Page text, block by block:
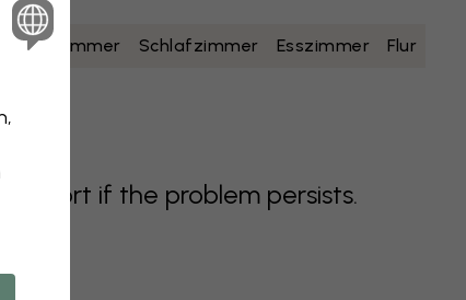
Badezimmer Schlafzimmer Esszimmer Flur
if the problem persists.